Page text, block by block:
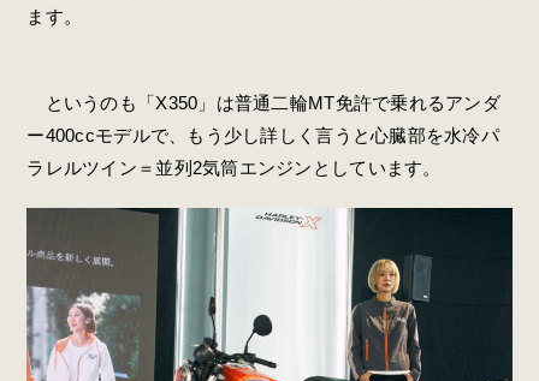
ます。
というのも「X350」は普通二輪MT免許で乗れるアンダ
ー400ccモデルで、もう少し詳しく言うと心臓部を水冷パ
ラレルツイン＝並列2気筒エンジンとしています。